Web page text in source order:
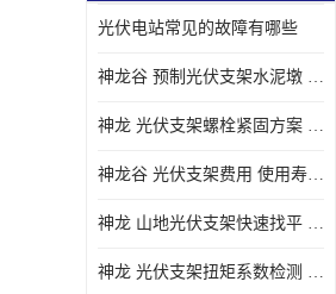
光伏电站常见的故障有哪些
神龙谷 预制光伏支架水泥墩 抗震性能优
神龙 光伏支架螺栓紧固方案 土地利用率高
神龙谷 光伏支架费用 使用寿命长
神龙 山地光伏支架快速找平 抗风耐压
神龙 光伏支架扭矩系数检测 适应性强